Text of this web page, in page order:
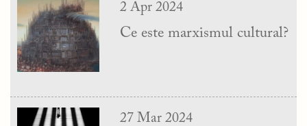
2 Apr 2024
Ce este marxismul cultural?
27 Mar 2024